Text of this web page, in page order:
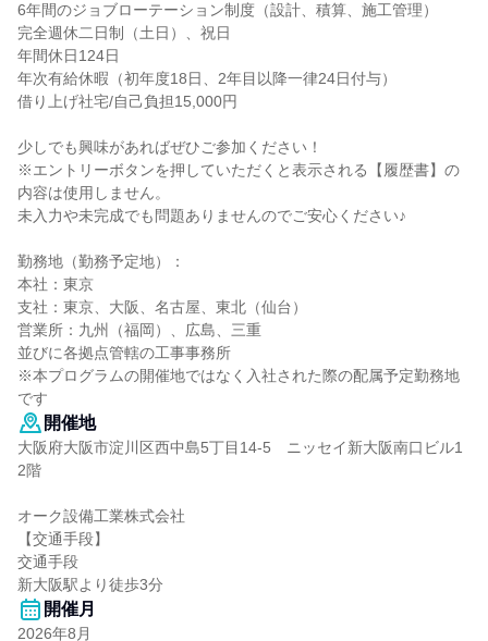
6年間のジョブローテーション制度（設計、積算、施工管理）
完全週休二日制（土日）、祝日
年間休日124日
年次有給休暇（初年度18日、2年目以降一律24日付与）
借り上げ社宅/自己負担15,000円
少しでも興味があればぜひご参加ください！
※エントリーボタンを押していただくと表示される【履歴書】の
内容は使用しません。
未入力や未完成でも問題ありませんのでご安心ください♪
勤務地（勤務予定地）：
本社：東京
支社：東京、大阪、名古屋、東北（仙台）
営業所：九州（福岡）、広島、三重
並びに各拠点管轄の工事事務所
※本プログラムの開催地ではなく入社された際の配属予定勤務地
です
開催地
大阪府大阪市淀川区西中島5丁目14-5 ニッセイ新大阪南口ビル1
2階
オーク設備工業株式会社
【交通手段】
交通手段
新大阪駅より徒歩3分
開催月
2026年8月